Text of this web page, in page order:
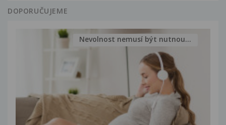
DOPORUČUJEME
Nevolnost nemusí být nutnou...